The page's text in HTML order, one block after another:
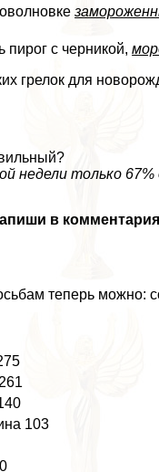
пирог с черникой,
грелок для
недели только
в
теперь можно:
103